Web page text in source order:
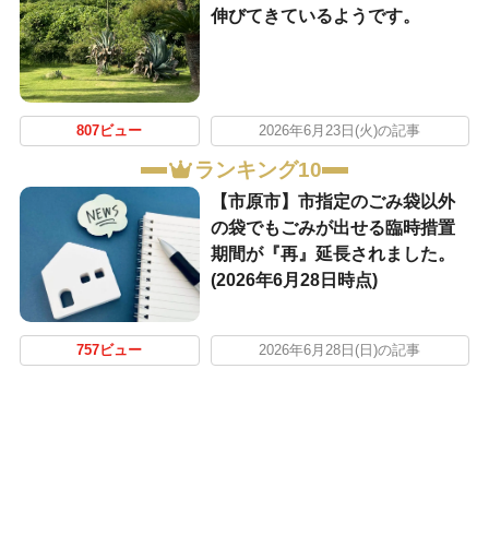
伸びてきているようです。
807ビュー 2026年6月23日(火)の記事
ランキング10
【市原市】市指定のごみ袋以外
の袋でもごみが出せる臨時措置
期間が『再』延長されました。
(2026年6月28日時点)
757ビュー 2026年6月28日(日)の記事